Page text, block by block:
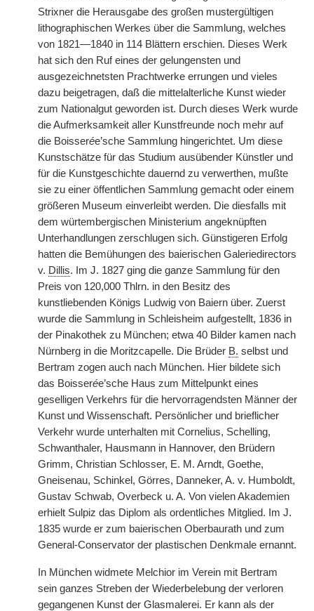
Strixner die Herausgabe des großen mustergültigen
lithographischen Werkes über die Sammlung, welches
von 1821—1840 in 114 Blättern erschien. Dieses Werk
hat sich den Ruf eines der gelungensten und
ausgezeichnetsten Prachtwerke errungen und vieles
dazu beigetragen, daß die mittelalterliche Kunst wieder
zum Nationalgut geworden ist. Durch dieses Werk wurde
die Aufmerksamkeit aller Kunstfreunde noch mehr auf
die Boisserée’sche Sammlung hingerichtet. Um diese
Kunstschätze für das Studium ausübender Künstler und
für die Kunstgeschichte dauernd zu verwerthen, mußte
sie zu einer öffentlichen Sammlung gemacht oder einem
größeren Museum einverleibt werden. Die diesfalls mit
dem würtembergischen Ministerium angeknüpften
Unterhandlungen zerschlugen sich. Günstigeren Erfolg
hatten die Bemühungen des baierischen Galeriedirectors
v. Dillis. Im J. 1827 ging die ganze Sammlung für den
Preis von 120,000 Thlrn. in den Besitz des
kunstliebenden Königs Ludwig von Baiern über. Zuerst
wurde die Sammlung in Schleisheim aufgestellt, 1836 in
der Pinakothek zu München; etwa 40 Bilder kamen nach
Nürnberg in die Moritzcapelle. Die Brüder B. selbst und
Bertram zogen auch nach München. Hier bildete sich
das Boisserée’sche Haus zum Mittelpunkt eines
geselligen Verkehrs für die hervorragendsten Männer der
Kunst und Wissenschaft. Persönlicher und brieflicher
Verkehr wurde unterhalten mit Cornelius, Schelling,
Schwanthaler, Hausmann in Hannover, den Brüdern
Grimm, Christian Schlosser, E. M. Arndt, Goethe,
Gneisenau, Schinkel, Görres, Danneker, A. v. Humboldt,
Gustav Schwab, Overbeck u. A. Von vielen Akademien
erhielt Sulpiz das Diplom als ordentliches Mitglied. Im J.
1835 wurde er zum baierischen Oberbaurath und zum
General-Conservator der plastischen Denkmale ernannt.
In München widmete Melchior im Verein mit Bertram
sein ganzes Streben der Wiederbelebung der verloren
gegangenen Kunst der Glasmalerei. Er kann als der